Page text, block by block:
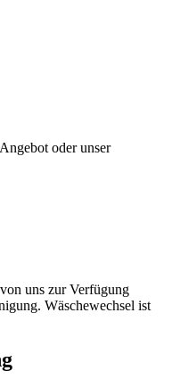
oder unser
uns zur Verfügung
Wäschewechsel ist